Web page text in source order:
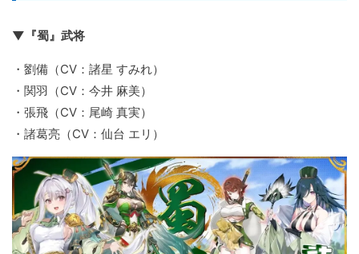
▼『蜀』武将
・劉備（CV：諸星 すみれ）
・関羽（CV：今井 麻美）
・張飛（CV：尾崎 真実）
・諸葛亮（CV：仙台 エリ）